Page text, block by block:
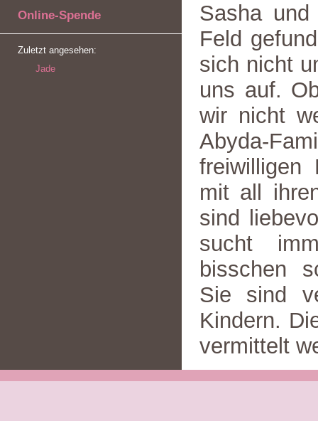
Online-Spende
Zuletzt angesehen:
Jade
Sasha
Feld
sich nicht
uns auf.
wir nicht
Abyda-
freiwilligen
mit all
sind
sucht
bisschen
Sie sind
Kindern.
vermittelt